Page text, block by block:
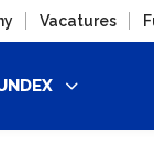
Vacatures